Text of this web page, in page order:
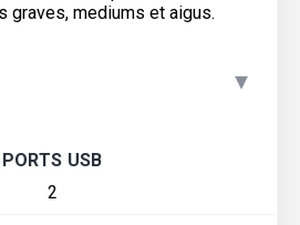
graves, mediums et aigus.
▾
PORTS USB
2